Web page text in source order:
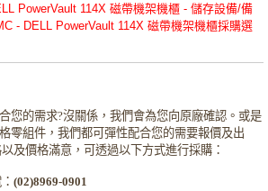
PowerVault 114X 磁帶機架機櫃 - 儲存設備/備
- DELL PowerVault 114X 磁帶機架機櫃採購選
您的需求?沒關係，我們會為您向原廠確認。或是
零組件，我們都可彈性配合您的需要報價及出
及價格滿意，可透過以下方式進行採購：
：(02)8969-0901